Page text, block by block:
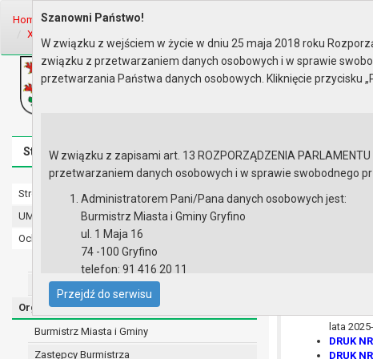
Home Organy Rada Miejska
XIII Sesja Rady - 27.02.2025
Biuletyn Informacji Publicznej
Urząd Miasta i Gminy w Gryfinie
Strona główna Mapa serwisu Aktualności Redakcja
Strona główna
UMiG - telefony wewnętrzne
Ochrona danych osobowych
Urząd Miasta i Gminy w Gryfinie
Straż Miejska
Organy
Burmistrz Miasta i Gminy
Zastępcy Burmistrza
Materiały na
DRUK
lata
DRUK
DRUK
Szanowni Państwo!
W związku z wejściem w życie w dniu 25 maja 2018 roku
związku z przetwarzaniem danych osobowych i w sprawie
przetwarzania Państwa danych osobowych. Kliknięcie przycisku
W związku z zapisami art. 13 ROZPORZĄDZENIA
przetwarzaniem danych osobowych i w sprawie swobodnego
Administratorem Pani/Pana danych osobowych jest:
Burmistrz Miasta i Gminy Gryfino
ul. 1 Maja 16
74 -100 Gryfino
telefon: 91 416 20 11
e-mail:
burmistrz@gryfino.pl
Dane kontaktowe Inspektora Ochrony Danych:
telefon: 91 416 20 11
e-mail:iod@gryfino.pl
Przejdź do serwisu